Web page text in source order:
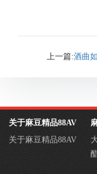
上一篇:酒曲
关于麻豆精品88AV
关于麻豆精品88AV